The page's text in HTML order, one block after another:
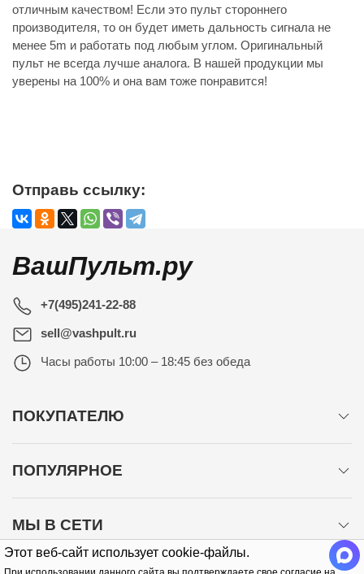
Этот веб-сайт использует cookie-файлы.
отличным качеством! Если это пульт стороннего
производителя, то он будет иметь дальность сигнала не
менее 5m и работать под любым углом. Оригинальный
пульт не всегда лучше аналога. В нашей продукции мы
уверены на 100% и она вам тоже понравится!
Отправь ссылку:
ВашПульт.ру
+7(495)241-22-88
sell@vashpult.ru
Часы работы 10:00 – 18:45 без обеда
ПОКУПАТЕЛЮ
ПОПУЛЯРНОЕ
МЫ В СЕТИ